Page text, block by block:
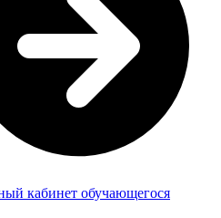
кабинет обучающегося